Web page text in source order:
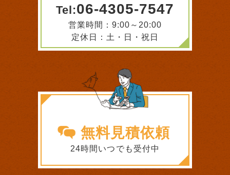
Tel:06-4305-7547
営業時間：9:00～20:00
定休日：土・日・祝日
無料見積依頼
24時間いつでも受付中